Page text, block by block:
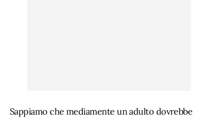
Sappiamo che mediamente un adulto dovrebbe